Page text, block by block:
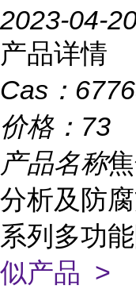
2023-04-
产品详情
Cas：
价格： 73
产品名称
分析及防
系列多功
似产品 >